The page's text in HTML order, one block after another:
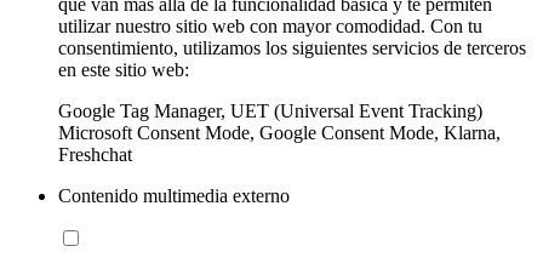
que van más allá de la funcionalidad básica y te permiten
utilizar nuestro sitio web con mayor comodidad. Con tu
consentimiento, utilizamos los siguientes servicios de terceros
en este sitio web:
Google Tag Manager, UET (Universal Event Tracking)
Microsoft Consent Mode, Google Consent Mode, Klarna,
Freshchat
Contenido multimedia externo